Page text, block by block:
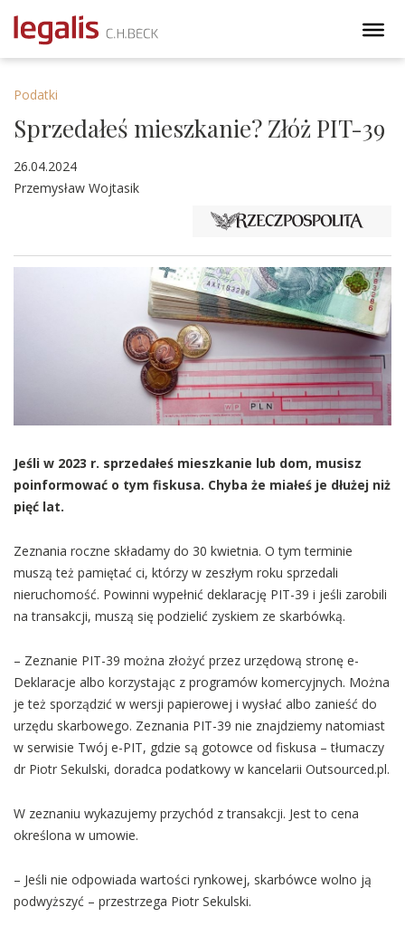
Podatki
Sprzedałeś mieszkanie? Złóż PIT-39
26.04.2024
Przemysław Wojtasik
Jeśli w 2023 r. sprzedałeś mieszkanie lub dom, musisz
poinformować o tym fiskusa. Chyba że miałeś je dłużej niż
pięć lat.
Zeznania roczne składamy do 30 kwietnia. O tym terminie
muszą też pamiętać ci, którzy w zeszłym roku sprzedali
nieruchomość. Powinni wypełnić deklarację PIT-39 i jeśli zarobili
na transakcji, muszą się podzielić zyskiem ze skarbówką.
– Zeznanie PIT-39 można złożyć przez urzędową stronę e-
Deklaracje albo korzystając z programów komercyjnych. Można
je też sporządzić w wersji papierowej i wysłać albo zanieść do
urzędu skarbowego. Zeznania PIT-39 nie znajdziemy natomiast
w serwisie Twój e-PIT, gdzie są gotowce od fiskusa – tłumaczy
dr Piotr Sekulski, doradca podatkowy w kancelarii Outsourced.pl.
W zeznaniu wykazujemy przychód z transakcji. Jest to cena
określona w umowie.
– Jeśli nie odpowiada wartości rynkowej, skarbówce wolno ją
podwyższyć – przestrzega Piotr Sekulski.